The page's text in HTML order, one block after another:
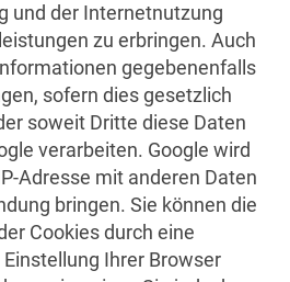
und der Internetnutzung
zu erbringen. Auch
gegebenenfalls
sofern dies gesetzlich
soweit Dritte diese Daten
verarbeiten. Google wird
Adresse mit anderen Daten
bringen. Sie können die
Cookies durch eine
Ihrer Browser